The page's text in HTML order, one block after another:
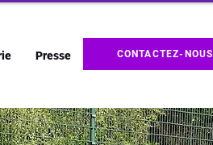
Presse CONTACTEZ-NOUS